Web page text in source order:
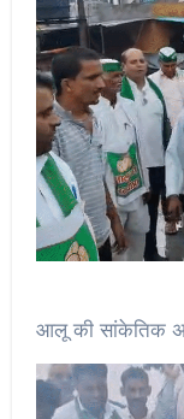
आलू की सांकेतिक